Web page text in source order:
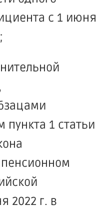
с 1 июня
1 статьи
2022 г. в